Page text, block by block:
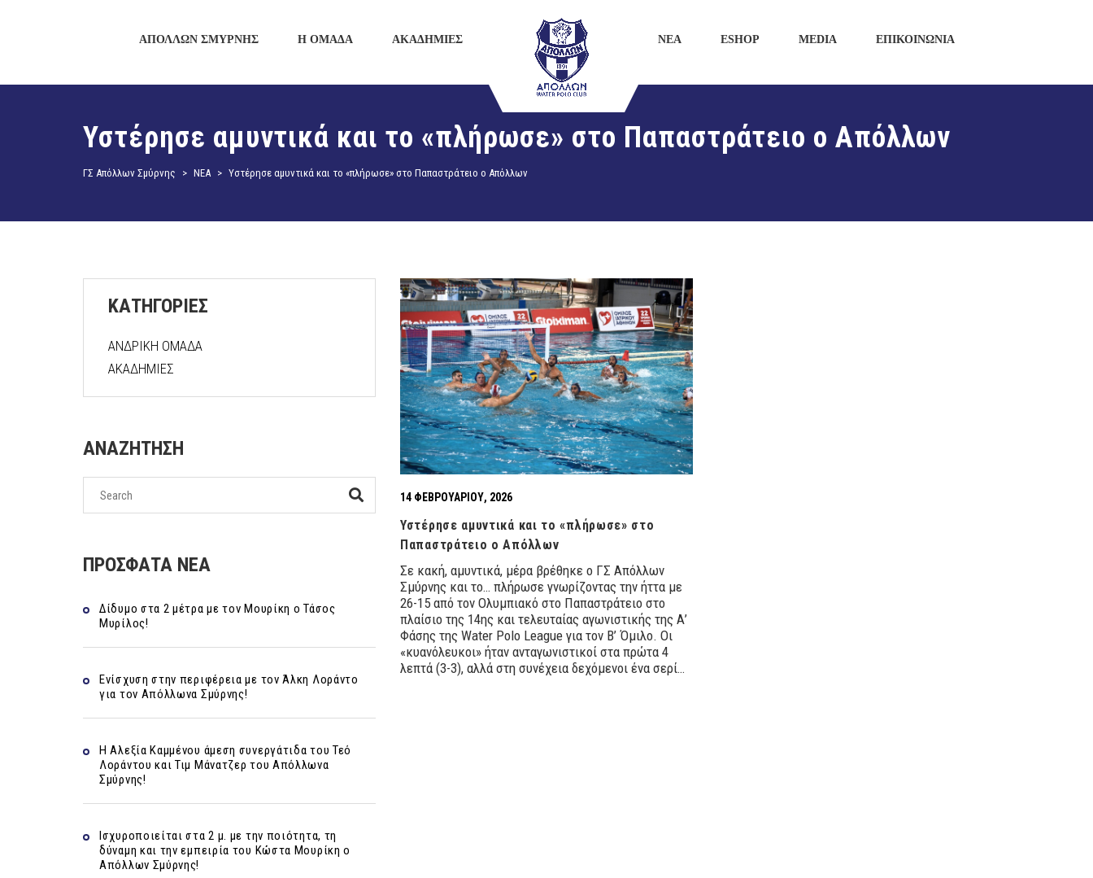
ΑΠΟΛΛΩΝ ΣΜΥΡΝΗΣ Η ΟΜΑΔΑ ΑΚΑΔΗΜΙΕΣ ΝΕΑ ESHOP MEDIA ΕΠΙΚΟΙΝΩΝΙΑ
Υστέρησε αμυντικά και το «πλήρωσε» στο Παπαστράτειο ο Απόλλων
ΓΣ Απόλλων Σμύρνης > ΝΕΑ > Υστέρησε αμυντικά και το «πλήρωσε» στο Παπαστράτειο ο Απόλλων
14 ΦΕΒΡΟΥΑΡΊΟΥ, 2026
Υστέρησε αμυντικά και το «πλήρωσε» στο
Παπαστράτειο ο Απόλλων
Σε κακή, αμυντικά, μέρα βρέθηκε ο ΓΣ Απόλλων
Σμύρνης και το… πλήρωσε γνωρίζοντας την ήττα με
26-15 από τον Ολυμπιακό στο Παπαστράτειο στο
πλαίσιο της 14ης και τελευταίας αγωνιστικής της Α’
Φάσης της Water Polo League για τον Β’ Όμιλο. Οι
«κυανόλευκοι» ήταν ανταγωνιστικοί στα πρώτα 4
λεπτά (3-3), αλλά στη συνέχεια δεχόμενοι ένα σερί…
ΚΑΤΗΓΟΡΙΕΣ
ΑΝΔΡΙΚΗ ΟΜΑΔΑ
ΑΚΑΔΗΜΙΕΣ
ΑΝΑΖΗΤΗΣΗ
ΠΡΟΣΦΑΤΑ ΝΕΑ
Δίδυμο στα 2 μέτρα με τον Μουρίκη ο Τάσος
Μυρίλος!
Ενίσχυση στην περιφέρεια με τον Άλκη Λοράντο
για τον Απόλλωνα Σμύρνης!
Η Αλεξία Καμμένου άμεση συνεργάτιδα του Τεό
Λοράντου και Τιμ Μάνατζερ του Απόλλωνα
Σμύρνης!
Ισχυροποιείται στα 2 μ. με την ποιότητα, τη
δύναμη και την εμπειρία του Κώστα Μουρίκη ο
Απόλλων Σμύρνης!